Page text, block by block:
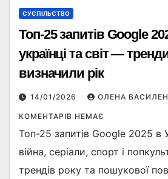
СУСПІЛЬСТВО
Топ-25 запитів Google
українці та світ —
визначили рік
14/01/2026 ОЛЕНА
КОМЕНТАРІВ НЕМАЄ
Топ-25 запитів Google 2025 в
війна, серіали, спорт і
трендів року та пошукової